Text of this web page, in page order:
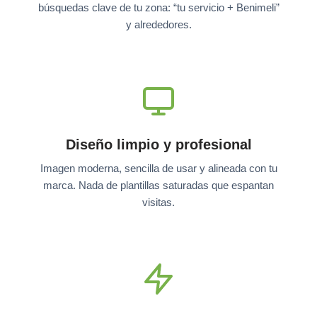
búsquedas clave de tu zona: “tu servicio + Benimeli”
y alrededores.
Diseño limpio y profesional
Imagen moderna, sencilla de usar y alineada con tu
marca. Nada de plantillas saturadas que espantan
visitas.